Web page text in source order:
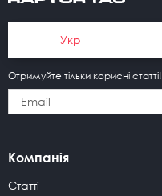
Укр
Отримуйте тільки корисні статті!
Компанія
Статті